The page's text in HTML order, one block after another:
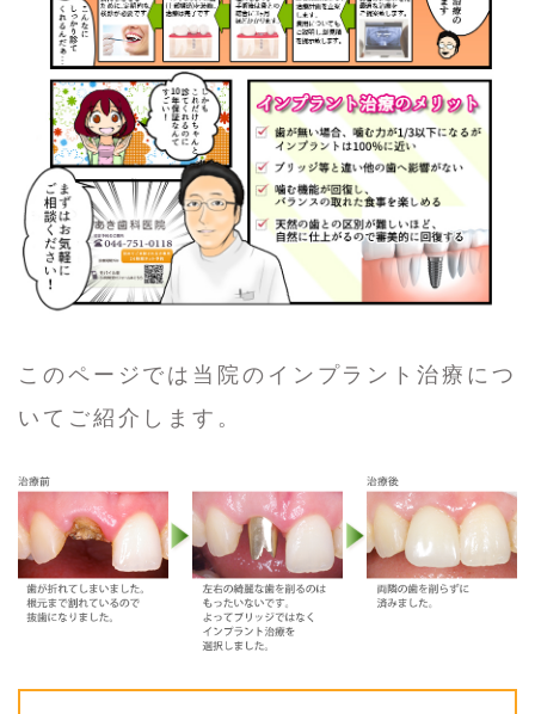
このページでは当院のインプラント治療につ
いてご紹介します。